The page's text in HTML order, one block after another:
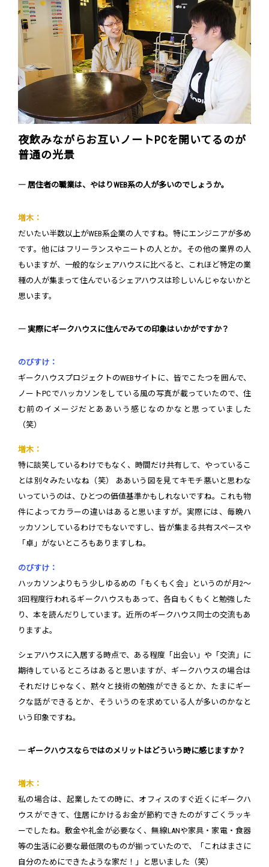
夜飲みながらお互いノートPCを開いてるのが
普通の光景
― 居住者の職業は、やはりWEB系の人が多いのでしょうか。
増木：
だいたい半数以上がWEB系企業の人ですね。特にエンジニアが多め
です。他にはフリーランスやニートの人とか。その他の業界の人
もいますが、一般的なシェアハウスに比べると、これほど特定の業
種の人が集まって住んでいるシェアハウスは珍しいんじゃないかと
思います。
― 実際にギークハウスに住んでみての印象はいかがですか？
のびすけ：
ギークハウスプロジェクトのWEBサイトに、皆でこたつを囲んで、
ノートPCでハッカソンをしている風の写真が載っていたので、住
む前のイメージだとああいう感じなのかなと思っていました
（笑）
増木：
特に談笑しているわけでもなく、時間だけ共有して、やっているこ
とは別々みたいなね（笑） ああいう図を見てキモチ悪いと思わな
いっていうのは、ひとつの価値基準かもしれないですね。これも物
件によってカラーの違いはあると思いますが。実際には、毎晩ハ
ッカソンしているわけでもないですし、皆が集まる共有スペースや
「卓」がないところもありますしね。
のびすけ：
ハッカソンよりもう少しゆるめの「もくもく会」というのが月2～
3回程度行われるギークハウスもあって、各自もくもくと勉強した
り、本を読んだりしています。近所のギークハウス同士の交流もあ
りますよ。
シェアハウスに入居する時点で、ある程度「出会い」や「交流」に
期待しているところはあると思いますが、ギークハウスの場合は
それだけじゃなく、黙々と技術の勉強ができるとか、たまにギー
クな話ができるとか、そういうのを求めている人が多いのかなと
いう印象ですね。
― ギークハウスならではのメリットはどういう時に感じますか？
増木：
私の場合は、起業したての時に、オフィスのすぐ近くにギークハ
ウスができて、住居にかけるお金が節約できたのがすごくラッキ
ーでしたね。敷金や礼金が必要なく、無線LANや家具・家電・食器
等の生活に必要な最低限のものが揃っていたので、「これはまさに
自分のためにできたような家だ！」と思いました（笑）